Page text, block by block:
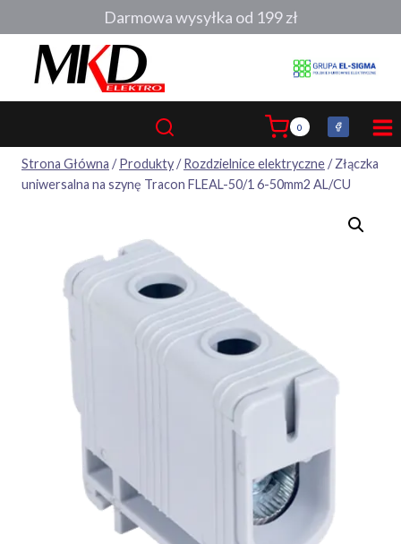
do
0
Strona Główna / Produkty/ Rozdzielnice elektryczne/ Złączka
uniwersalna na szynę Tracon FLEAL-50/1 6-50mm2 AL/CU
Darmowa wysyłka od 199 zł